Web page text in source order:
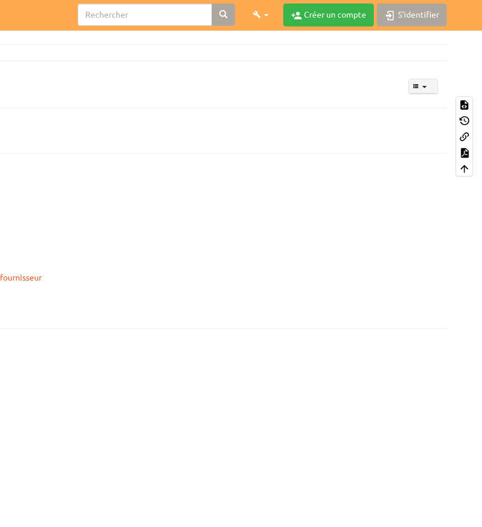
Créer un compte S'identifier
fournisseur